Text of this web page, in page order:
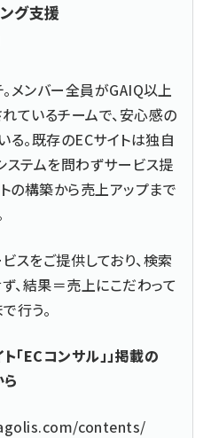
グ支援
メンバー全員がGAIQ以上
ているチームで、安心感の
る。既存のECサイトは独自
ステムを問わずサービス提
の構築から売上アップまで
スをご提供しており、検索
、結果＝売上にこだわって
行う。
「ECコンサル」」掲載の
contents/